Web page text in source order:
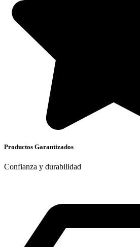
Productos Garantizados
Confianza y durabilidad